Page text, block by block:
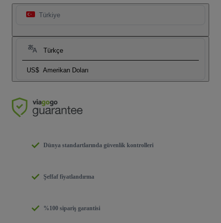
Türkiye
Türkçe
US$ Amerikan Doları
Dünya standartlarında güvenlik kontrolleri
Şeffaf fiyatlandırma
%100 sipariş garantisi